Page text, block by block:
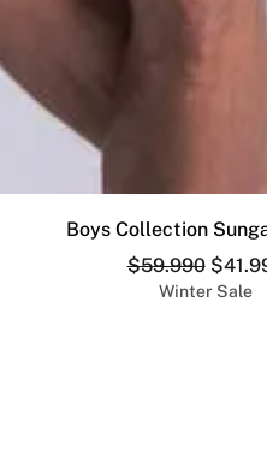
Vista rápida
Boys Collection
Precio
$59.990
Winter Sale